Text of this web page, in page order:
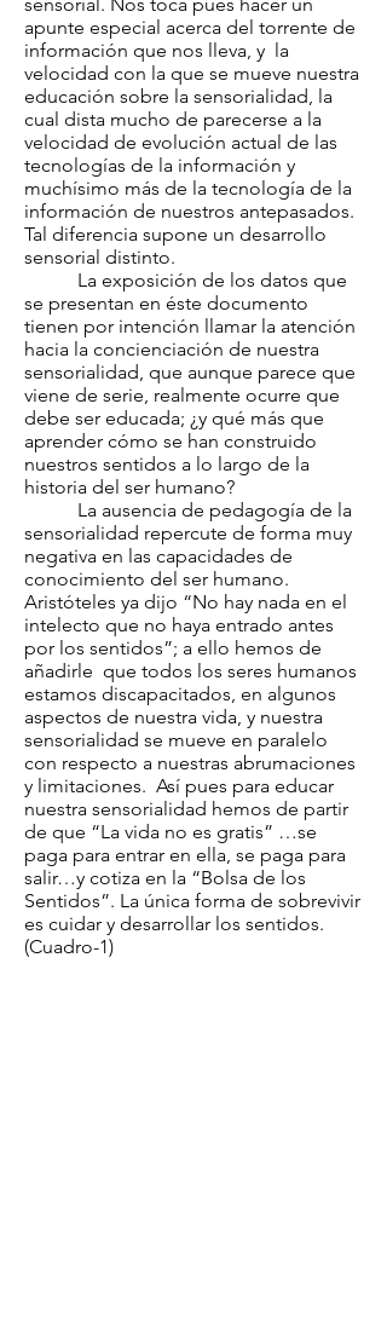
apunte especial acerca del torrente de
información que nos lleva, y la
velocidad con la que se mueve nuestra
educación sobre la sensorialidad, la
cual dista mucho de parecerse a la
velocidad de evolución actual de las
tecnologías de la información y
muchísimo más de la tecnología de la
información de nuestros antepasados.
Tal diferencia supone un desarrollo
sensorial distinto.
La exposición de los datos que
se presentan en éste documento
tienen por intención llamar la atención
hacia la concienciación de nuestra
sensorialidad, que aunque parece que
viene de serie, realmente ocurre que
debe ser educada; ¿y qué más que
aprender cómo se han construido
nuestros sentidos a lo largo de la
historia del ser humano?
La ausencia de pedagogía de la
sensorialidad repercute de forma muy
negativa en las capacidades de
conocimiento del ser humano.
Aristóteles ya dijo “No hay nada en el
intelecto que no haya entrado antes
por los sentidos”; a ello hemos de
añadirle que todos los seres humanos
estamos discapacitados, en algunos
aspectos de nuestra vida, y nuestra
sensorialidad se mueve en paralelo
con respecto a nuestras abrumaciones
y limitaciones. Así pues para educar
nuestra sensorialidad hemos de partir
de que “La vida no es gratis” …se
paga para entrar en ella, se paga para
salir…y cotiza en la “Bolsa de los
Sentidos”. La única forma de sobrevivir
es cuidar y desarrollar los sentidos.
(Cuadro-1)